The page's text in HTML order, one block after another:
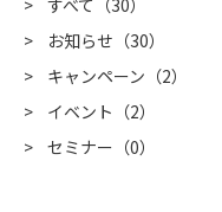
すべて（30）
お知らせ（30）
キャンペーン（2）
イベント（2）
セミナー（0）